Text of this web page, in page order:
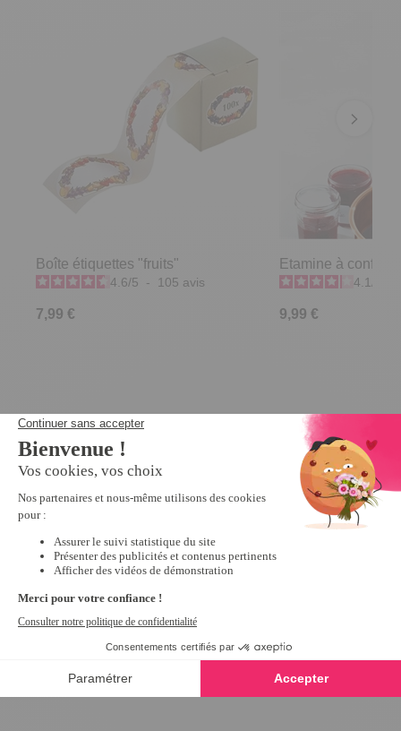
Boîte étiquettes "fruits"
4.6/5 - 105 avis
7,99 €
Etamine à confiture
4.1/
9,99 €
Derniers articles consultés
Moule sapin en